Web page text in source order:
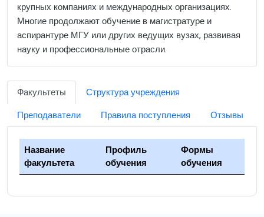
крупных компаниях и международных организациях.
Многие продолжают обучение в магистратуре и
аспирантуре МГУ или других ведущих вузах, развивая
науку и профессиональные отрасли.
Факультеты
Структура учреждения
Преподаватели
Правила поступления Отзывы
Название
факультета
Профиль
обучения
Формы
обучения